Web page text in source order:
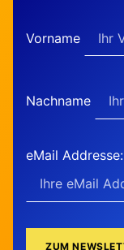
Vorname
Nachname
eMail Addresse: